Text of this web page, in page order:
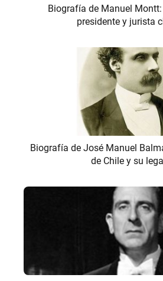
Biografía de Manuel
presidente y jurista
Biografía de José Manuel
de Chile y su